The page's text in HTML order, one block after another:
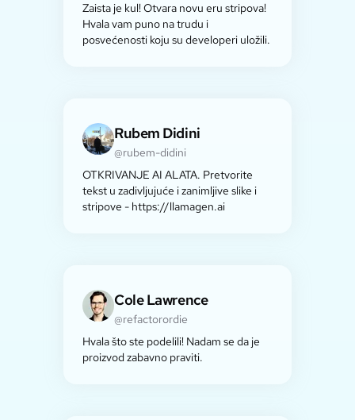
Zaista je kul! Otvara novu eru stripova!
Hvala vam puno na trudu i
posvećenosti koju su developeri uložili.
Rubem Didini
@rubem-didini
OTKRIVANJE AI ALATA. Pretvorite
tekst u zadivljujuće i zanimljive slike i
stripove - https://llamagen.ai
Cole Lawrence
@refactorordie
Hvala što ste podelili! Nadam se da je
proizvod zabavno praviti.